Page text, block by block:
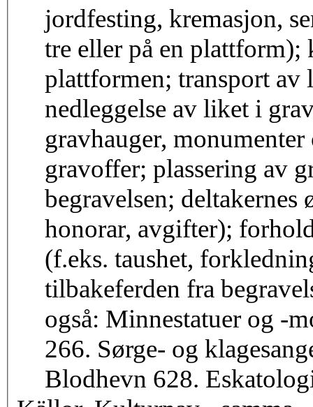
jordfesting, kremasjon,
tre eller på en
plattformen; transport av
nedleggelse av liket i
gravhauger,
gravoffer; plassering av
begravelsen;
honorar, avgifter);
(f.eks. taushet,
tilbakeferden fra
også: Minnestatuer og -
266. Sørge- og
Blodhevn 628.